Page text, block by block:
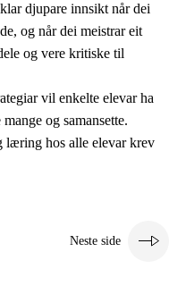
djupare innsikt når dei
og når dei meistrar eit
og vere kritiske til
vil enkelte elevar ha
og samansette.
læring hos alle elevar krev
Neste side